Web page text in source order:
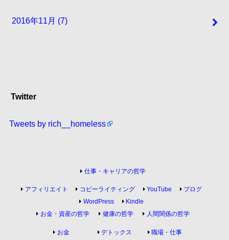
2016年11月 (7)
Twitter
Tweets by rich__homeless
仕事・キャリアの哲学
アフィリエイト コピーライティング YouTube
ブログ
WordPress
Kindle
お金・資産の哲学
お金
健康の哲学
デトックス
人間関係の哲学
職場・仕事